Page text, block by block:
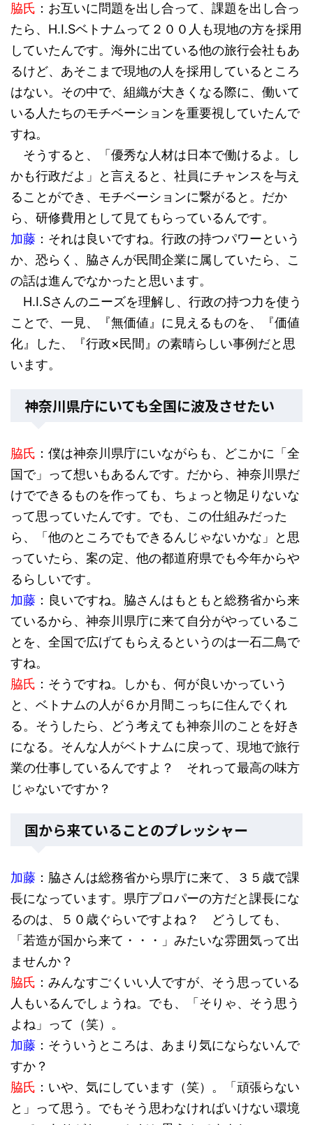
脇氏 ：お互いに問題を出し合って、課題を出し合っ
たら、H.I.Sベトナムって２００人も現地の方を採用
していたんです。海外に出ている他の旅行会社もあ
るけど、あそこまで現地の人を採用しているところ
はない。その中で、組織が大きくなる際に、働いて
いる人たちのモチベーションを重要視していたんで
すね。
そうすると、「優秀な人材は日本で働けるよ。し
かも行政だよ」と言えると、社員にチャンスを与え
ることができ、モチベーションに繋がると。だか
ら、研修費用として見てもらっているんです。
加藤 ：それは良いですね。行政の持つパワーという
か、恐らく、脇さんが民間企業に属していたら、こ
の話は進んでなかったと思います。
H.I.Sさんのニーズを理解し、行政の持つ力を使う
ことで、一見、『無価値』に見えるものを、『価値
化』した、『行政×民間』の素晴らしい事例だと思
います。
神奈川県庁にいても全国に波及させたい
脇氏 ：僕は神奈川県庁にいながらも、どこかに「全
国で」って想いもあるんです。だから、神奈川県だ
けでできるものを作っても、ちょっと物足りないな
って思っていたんです。でも、この仕組みだった
ら、「他のところでもできるんじゃないかな」と思
っていたら、案の定、他の都道府県でも今年からや
るらしいです。
加藤 ：良いですね。脇さんはもともと総務省から来
ているから、神奈川県庁に来て自分がやっているこ
とを、全国で広げてもらえるというのは一石二鳥で
すね。
脇氏 ：そうですね。しかも、何が良いかっていう
と、ベトナムの人が６か月間こっちに住んでくれ
る。そうしたら、どう考えても神奈川のことを好き
になる。そんな人がベトナムに戻って、現地で旅行
業の仕事しているんですよ？ それって最高の味方
じゃないですか？
国から来ていることのプレッシャー
加藤 ：脇さんは総務省から県庁に来て、３５歳で課
長になっています。県庁プロパーの方だと課長にな
るのは、５０歳ぐらいですよね？ どうしても、
「若造が国から来て・・・」みたいな雰囲気って出
ませんか？
脇氏 ：みんなすごくいい人ですが、そう思っている
人もいるんでしょうね。でも、「そりゃ、そう思う
よね」って（笑）。
加藤 ：そういうところは、あまり気にならないんで
すか？
脇氏 ：いや、気にしています（笑）。「頑張らない
と」って思う。でもそう思わなければいけない環境